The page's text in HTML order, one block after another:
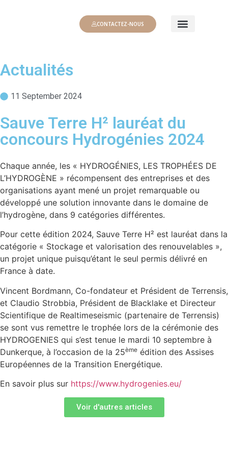
CONTACTEZ-NOUS
Actualités
11 September 2024
Sauve Terre H² lauréat du
concours Hydrogénies 2024
Chaque année, les « HYDROGÉNIES, LES TROPHÉES DE
L’HYDROGÈNE » récompensent des entreprises et des
organisations ayant mené un projet remarquable ou
développé une solution innovante dans le domaine de
l’hydrogène, dans 9 catégories différentes.
Pour cette édition 2024, Sauve Terre H² est lauréat dans la
catégorie « Stockage et valorisation des renouvelables »,
un projet unique puisqu’étant le seul permis délivré en
France à date.
Vincent Bordmann, Co-fondateur et Président de Terrensis,
et Claudio Strobbia, Président de Blacklake et Directeur
Scientifique de Realtimeseismic (partenaire de Terrensis)
se sont vus remettre le trophée lors de la cérémonie des
HYDROGENIES qui s’est tenue le mardi 10 septembre à
Dunkerque, à l’occasion de la 25ème édition des Assises
Européennes de la Transition Energétique.
En savoir plus sur https://www.hydrogenies.eu/
Voir d'autres articles